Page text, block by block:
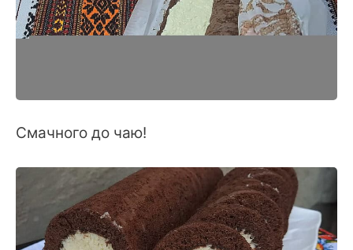
Смачного до чаю!